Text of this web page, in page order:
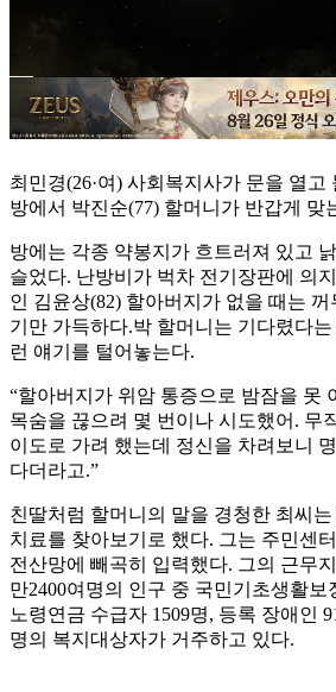
최민경(26·여) 사회복지사가 문을 열
방에서 박진순(77) 할머니가 반갑게 맞
방에는 각종 약봉지가 흐트러져 있고
슬었다. 난방비가 벅차 전기장판에 의
인 김윤상(82) 할아버지가 없을 때는
기만 가득하다.박 할머니는 기다렸다
런 얘기를 털어놓는다.
“할아버지가 위암 통증으로 밤잠을 못
목숨을 끊으려 몇 번이나 시도했어. 무
이도로 가려 했는데 정신을 차려보니
다더라고.”
친딸처럼 할머니의 말을 경청한 최씨
치료를 찾아보기로 했다. 그는 주민센
전산망에 빼곡히 입력했다. 그의 근무
만2400여명의 인구 중 국민기초생활보
노령연금 수급자 1509명, 등록 장애인
명의 복지대상자가 거주하고 있다.